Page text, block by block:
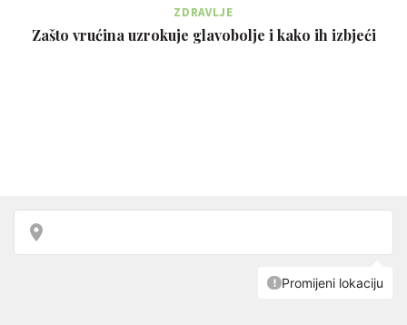
ZDRAVLJE
Zašto vrućina uzrokuje glavobolje i kako ih izbjeći